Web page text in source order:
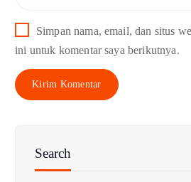
Simpan nama, email, dan situs
ini untuk komentar saya berikutnya.
Search